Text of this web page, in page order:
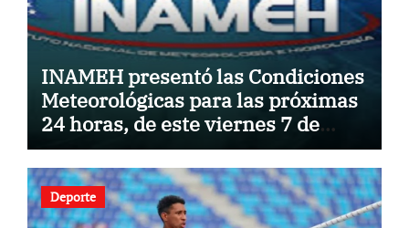
INAMEH presentó las Condiciones
Meteorológicas para las próximas
24 horas, de este viernes 7 de
agosto 2026
Deporte